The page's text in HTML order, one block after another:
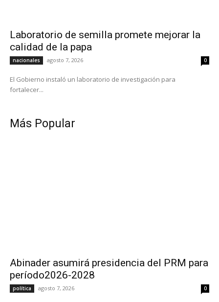
Laboratorio de semilla promete mejorar la
calidad de la papa
nacionales agosto 7, 2026 0
El Gobierno instaló un laboratorio de investigación para
fortalecer...
Más Popular
Abinader asumirá presidencia del PRM para
período2026-2028
política agosto 7, 2026 0